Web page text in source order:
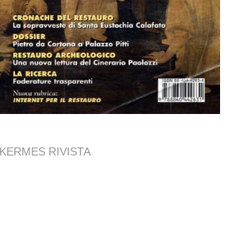
KERMES RIVISTA